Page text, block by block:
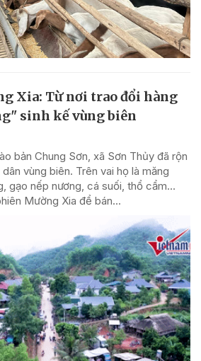
Xia: Từ nơi trao đổi hàng
sinh kế vùng biên
bản Chung Sơn, xã Sơn Thủy đã rộn
vùng biên. Trên vai họ là măng
gạo nếp nương, cá suối, thổ cẩm…
Mường Xia để bán...